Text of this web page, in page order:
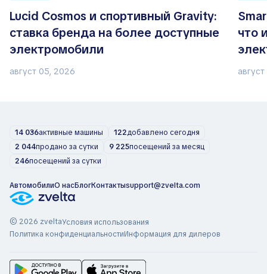
Lucid Cosmos и спортивный Gravity:
ставка бренда на более доступные
электромобили
август 05, 2026
что
14 036активные машины 122добавлено сегодня
2 044продано за сутки 9 225посещений за месяц
246посещений за сутки
АвтомобилиО насБлогКонтактыsupport@zvelta.com
© 2026 zveltaУсловия использования
Политика конфиденциальностиИнформация для дилеров